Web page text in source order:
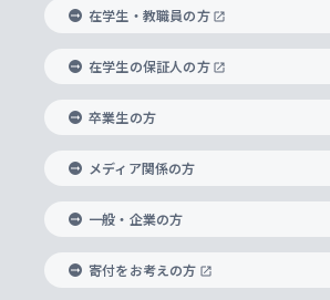
外国語学部
総合グローバル学部
国際教養学部
理工学部
思考と表現
データサイエンス
グローバル教育センター
上智大学で学ぶ
海外で学ぶ
大学院
神学研究科
実践宗教学研究科
助産学専攻科
生涯学習
グローバル・コンサーン研究所
比較文化研究所
ヨーロッパ研究所
アジア文化研究所
重点領域研究・自由課題研究
研究活動に関する法令・研究費
ボランティア活動
心身の健康相談
ハラスメント防止の取り組み
障がいのある学生への支援
キャリア形成サポート
キャリア形成支援プログラム
就職（内定先）・進路統計
住まいのサポート
科目等履修生
研究生・外国人特別研究生・国
交換留学生(海外大学から上智
ノンディグリー生
Sophia Short-term Program受
学長・副学長紹介
上智大学の理念
上智大学の沿革
ソフィア・アーカイブズ
上智大学とカトリック
グローバルエンゲージメント
上智大学を訪れた世界の知性
国連Weeks・アフリカWeeks
上智大学公式ソーシャルメディ
学校法人上智学院について
数字で見る上智大学
在学生・教職員の方
在学生の保証人の方
卒業生の方
メディア関係の方
一般・企業の方
寄付をお考えの方